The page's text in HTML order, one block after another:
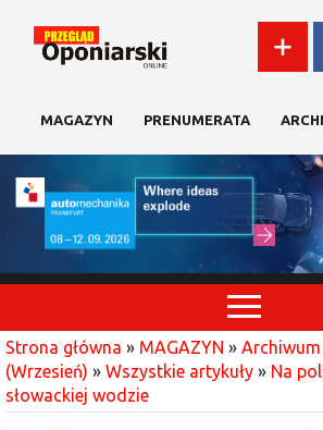
MAGAZYN PRENUMERATA
Strona główna » MAGAZYN » Archiwum
(Wrzesień) » Wszystkie artykuły » Na
słowackiej wodzie